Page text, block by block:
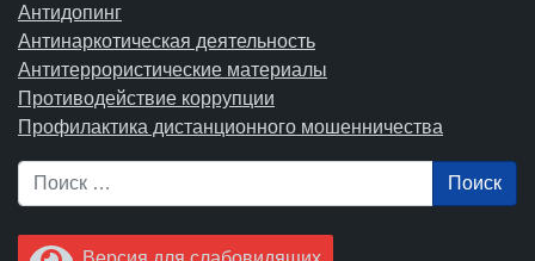
Антидопинг
Антинаркотическая деятельность
Антитеррористические материалы
Противодействие коррупции
Профилактика дистанционного мошенничества
Поиск